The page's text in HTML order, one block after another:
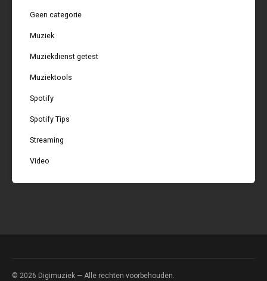
Geen categorie
Muziek
Muziekdienst getest
Muziektools
Spotify
Spotify Tips
Streaming
Video
© 2026 Digimuziek — Alle rechten voorbehouden.